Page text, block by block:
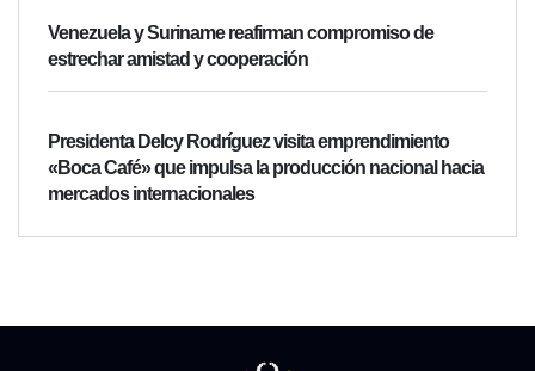
Venezuela y Suriname reafirman compromiso de
estrechar amistad y cooperación
Presidenta Delcy Rodríguez visita emprendimiento
«Boca Café» que impulsa la producción nacional hacia
mercados internacionales